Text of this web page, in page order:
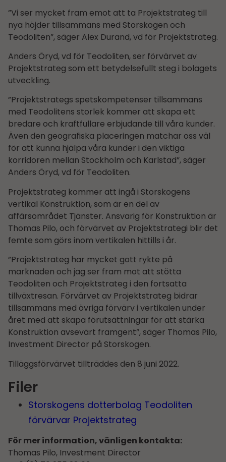
”Vi ser mycket fram emot att ta Projektstrateg till
nya höjder tillsammans med Storskogen och
Teodoliten”, säger Alex Durand, vd för Projektstrateg.
Anders Öryd, vd för Teodoliten, ser förvärvet av
Projektstrateg som ett betydelsefullt steg i bolagets
utveckling.
”Projektstrategs spetskompetenser tillsammans
med Teodolitens storlek kommer att skapa ett
bredare och kraftfullare erbjudande till våra kunder.
Även den geografiska placeringen matchar oss väl
för att kunna hjälpa våra kunder i den viktiga
korridoren mellan Stockholm och Karlstad”, säger
Anders Öryd, vd för Teodoliten.
Projektstrateg kommer att ingå i Storskogens
vertikal Konstruktion, som är en del av
affärsområdet Tjänster. Ansvarig för Konstruktion är
Thomas Pilo, och förvärvet av Projektstrategi blir det
femte som görs inom vertikalen hittills i år.
”Projektstrateg har mycket gott rykte på
marknaden och jag ser fram mot att stötta
Teodoliten och Projektstrateg i den fortsatta
tillväxtresan. Förvärvet av Projektstrateg bidrar
tillsammans med övriga förvärv i vertikalen under
året med att skapa förutsättningar för att stärka
Konstruktion avsevärt framgent”, säger Thomas Pilo,
Investment Director på Storskogen.
Tilläggsförvärvet tillträddes den 8 juni 2022.
Filer
Storskogens dotterbolag Teodoliten
förvärvar Projektstrateg
För mer information, vänligen kontakta:
Thomas Pilo, Investment Director